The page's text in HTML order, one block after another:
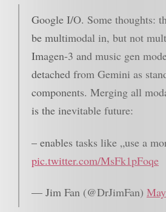
Google I/O. Some thoughts:
be multimodal in, but not
Imagen-3 and music gen
detached from Gemini as
components. Merging all
is the inevitable future:
– enables tasks like „use a
pic.twitter.com/MsFk1pFoqe
— Jim Fan (@DrJimFan)